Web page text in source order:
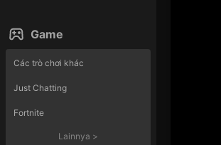
Game
Các trò chơi khác
Just Chatting
Fortnite
Lainnya >